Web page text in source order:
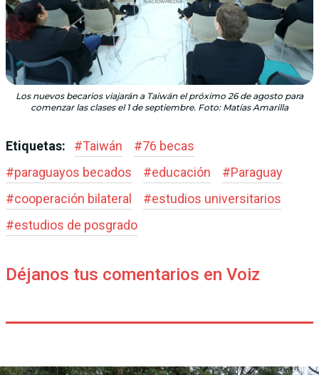
Los nuevos becarios viajarán a Taiwán el próximo 26 de agosto para
comenzar las clases el 1 de septiembre. Foto: Matías Amarilla
Etiquetas: #Taiwán #76 becas
#paraguayos becados #educación #Paraguay
#cooperación bilateral #estudios universitarios
#estudios de posgrado
Déjanos tus comentarios en Voiz